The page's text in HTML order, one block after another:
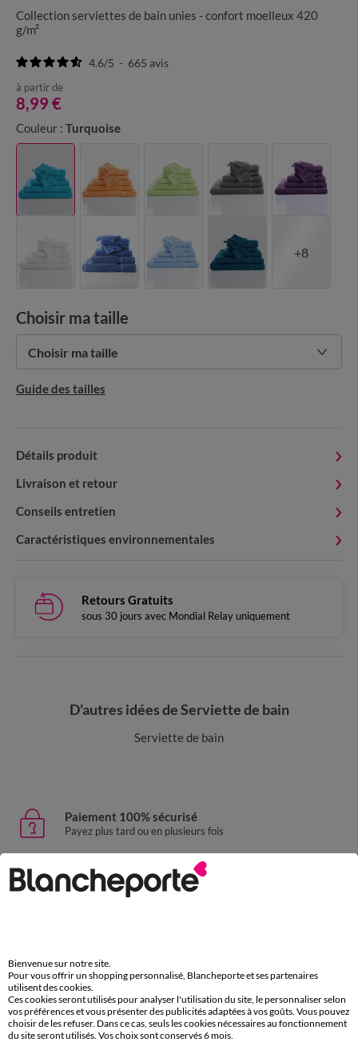
Collection serviettes de bain unies - confort moelleux 420
g/m²
4.6/5 - 665 avis
à partir de
8,99 €
Couleur : Turquoise
+8
Choisir ma taille
Choisir ma taille
Guide des tailles
Détails produit
Livraison et retour
Conseils entretien
Caractéristiques environnementales
Retours Gratuits
sous 30 jours avec Mondial Relay uniquement
D'autres idées de Serviette de bain
Serviette de bain
Paiement 100% sécurisé
Payez plus tard ou en plusieurs fois
Livraison express
domicile, relais, consignes automatiques
Service clients
par chat et par téléphone
de 8h00 à 20h00 du lundi au samedi
Bienvenue sur notre site.
Pour vous offrir un shopping personnalisé, Blancheporte et ses partenaires
utilisent des cookies.
Ces cookies seront utilisés pour analyser l'utilisation du site, le personnaliser selon
vos préférences et vous présenter des publicités adaptées à vos goûts. Vous pouvez
choisir de les refuser. Dans ce cas, seuls les cookies nécessaires au fonctionnement
du site seront utilisés. Vos choix sont conservés 6 mois.